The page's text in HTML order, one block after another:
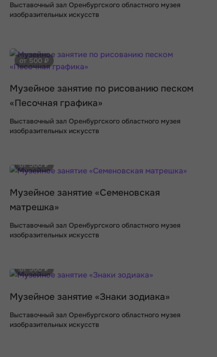
Выставочный зал Оренбургского областного музея
изобразительных искусств
от 500 ₽
Музейное занятие по рисованию песком
«Песочная графика»
Выставочный зал Оренбургского областного музея
изобразительных искусств
от 500 ₽
Музейное занятие «Семеновская
матрешка»
Выставочный зал Оренбургского областного музея
изобразительных искусств
от 500 ₽
Музейное занятие «Знаки зодиака»
Выставочный зал Оренбургского областного музея
изобразительных искусств